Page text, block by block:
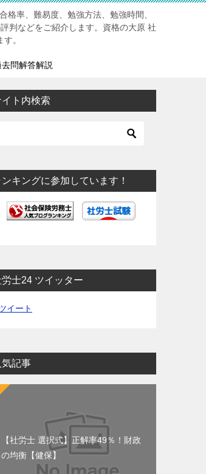
格率、難易度、勉強方法、勉強時間、
判などをご紹介します。資格の大原 社
。
去問解答解説
イト内検索
ンキングに参加しています！
労士24 ツイッター
イート
気記事
【社労士 選択式】正解率49％！財政
の均衡【健保】